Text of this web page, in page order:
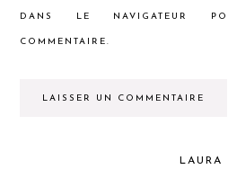
DANS LE NAVIGATEUR
COMMENTAIRE.
LAURA